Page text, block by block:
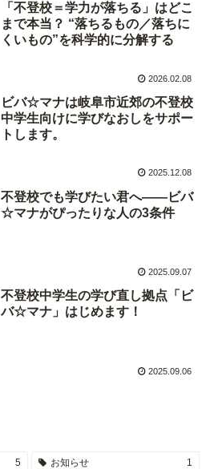
「不登校＝学力が落ちる」はどこ
まで本当？ “落ちるもの／落ちに
くいもの”を科学的に分解する
2026.02.08
ビバ☆マナは岐阜市近郊の不登校
中学生向けに学びなおしをサポー
トします。
2025.12.08
不登校でも学びたい君へ——ビバ
☆マナがぴったりな人の3条件
2025.09.07
不登校中学生の学び直し拠点「ビ
バ☆マナ」はじめます！
2025.09.06
5 お知らせ 1